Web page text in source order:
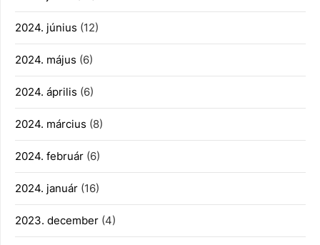
2024. június (12)
2024. május (6)
2024. április (6)
2024. március (8)
2024. február (6)
2024. január (16)
2023. december (4)